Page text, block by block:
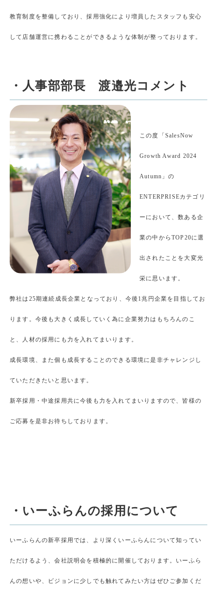
教育制度を整備しており、採用強化により増員したスタッフも安心
して店舗運営に携わることができるような体制が整っております。
・人事部部長 渡邉光コメント
この度「SalesNow
Growth Award 2024
Autumn」の
ENTERPRISEカテゴリ
ーにおいて、数ある企
業の中からTOP20に選
出されたことを大変光
栄に思います。
弊社は25期連続成長企業となっており、今後1兆円企業を目指してお
ります。今後も大きく成長していく為に企業努力はもちろんのこ
と、人材の採用にも力を入れてまいります。
成長環境、また個も成長することのできる環境に是非チャレンジし
ていただきたいと思います。
新卒採用・中途採用共に今後も力を入れてまいりますので、皆様の
ご応募を是非お待ちしております。
・いーふらんの採用について
いーふらんの新卒採用では、より深くいーふらんについて知ってい
ただけるよう、会社説明会を積極的に開催しております。いーふら
んの想いや、ビジョンに少しでも触れてみたい方はぜひご参加くだ